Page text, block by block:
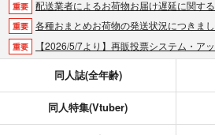
重要 配送業者によるお荷物お届け遅延に関す
重要 各種おまとめお荷物の発送状況につきま
重要 【2026/5/7より】再販投票システム・アップデ
「とらのあな×駿河屋日本橋乙女同人誌館」通販店頭受取サービス開始の
重要 【2025/12/1より】「通販ポイント⇒とらコイン変換キャンペ
同人誌(全年齢)
同人特集(Vtuber)